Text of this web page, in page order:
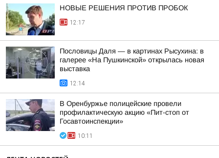
НОВЫЕ РЕШЕНИЯ ПРОТИВ ПРОБОК
12:17
Пословицы Даля — в картинах Рысухина: в
галерее «На Пушкинской» открылась новая
выставка
12:14
В Оренбуржье полицейские провели
профилактическую акцию «Пит-стоп от
Госавтоинспекции»
10:11